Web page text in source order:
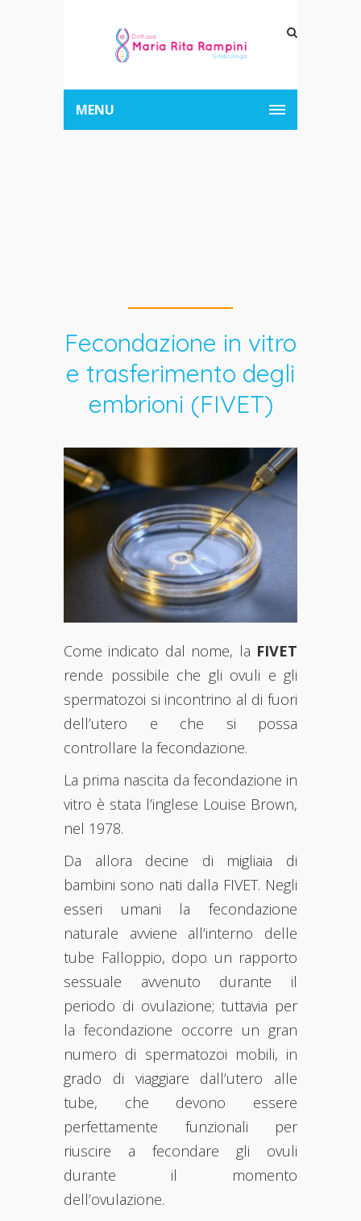
MENU
Fecondazione in vitro
e trasferimento degli
embrioni (FIVET)
Come indicato dal nome, la FIVET
rende possibile che gli ovuli e gli
spermatozoi si incontrino al di fuori
dell’utero e che si possa
controllare la fecondazione.
La prima nascita da fecondazione in
vitro è stata l’inglese Louise Brown,
nel 1978.
Da allora decine di migliaia di
bambini sono nati dalla FIVET. Negli
esseri umani la fecondazione
naturale avviene all’interno delle
tube Falloppio, dopo un rapporto
sessuale avvenuto durante il
periodo di ovulazione; tuttavia per
la fecondazione occorre un gran
numero di spermatozoi mobili, in
grado di viaggiare dall’utero alle
tube, che devono essere
perfettamente funzionali per
riuscire a fecondare gli ovuli
durante il momento
dell’ovulazione.